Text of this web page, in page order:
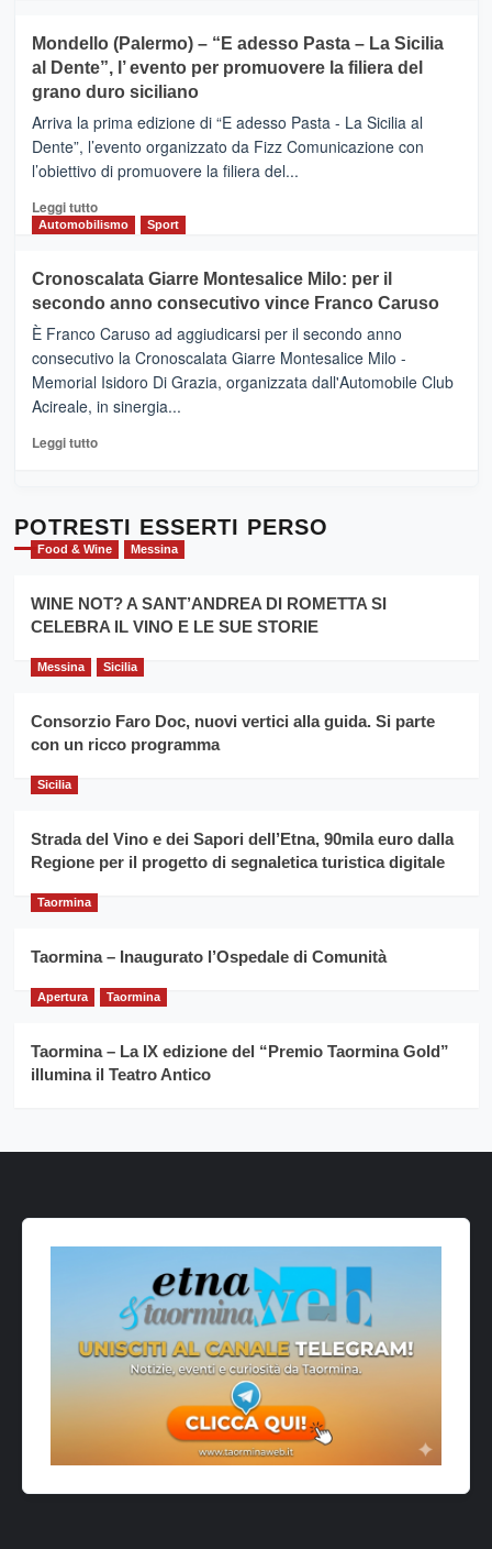
e
messaggi
di
CASTIGLIONE
DI
SICILIA
(Ct)
–
Il
Borgo
Gusto,
il
tra
sapori
vicoli
medievali
Mondello (Palermo) – “E adesso Pasta – La Sicilia
al Dente”, l’ evento per promuovere la filiera del
grano duro siciliano
Arriva la prima edizione di “E adesso Pasta - La Sicilia al
Dente”, l’evento organizzato da Fizz Comunicazione con
l’obiettivo di promuovere la filiera del...
Leggi tuttoLeggi
di
Mondello
(Palermo)
–
“E
adesso
Pasta
–
Sicilia
l’
evento
per
la
filiera
grano
Automobilismo Sport
Cronoscalata Giarre Montesalice Milo: per il
secondo anno consecutivo vince Franco Caruso
È Franco Caruso ad aggiudicarsi per il secondo anno
consecutivo la Cronoscalata Giarre Montesalice Milo -
Memorial Isidoro Di Grazia, organizzata dall'Automobile Club
Acireale, in sinergia...
Leggi tuttoLeggi
Cronoscalata
Giarre
Montesalice
per
il
anno
Franco
Caruso
POTRESTI ESSERTI PERSO
Food & Wine Messina
WINE NOT? A SANT’ANDREA DI ROMETTA SI
CELEBRA IL VINO E LE SUE STORIE
Messina Sicilia
Consorzio Faro Doc, nuovi vertici alla guida. Si parte
con un ricco programma
Sicilia
Strada del Vino e dei Sapori dell’Etna, 90mila euro dalla
Regione per il progetto di segnaletica turistica digitale
Taormina
Taormina – Inaugurato l’Ospedale di Comunità
Apertura Taormina
Taormina – La IX edizione del “Premio Taormina Gold”
illumina il Teatro Antico